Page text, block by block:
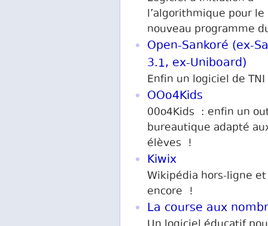
l’algorithmique pour le
nouveau programme
Open-Sankoré (ex-
3.1, ex-Uniboard)
Enfin un logiciel de
OOo4Kids
00o4Kids : enfin un
bureautique adapté
élèves !
Kiwix
Wikipédia hors-ligne
encore !
La course aux